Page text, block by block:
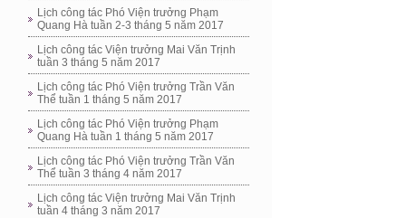
Lịch công tác Phó Viện trưởng Phạm
Quang Hà tuần 2-3 tháng 5 năm 2017
Lịch công tác Viện trưởng Mai Văn Trịnh
tuần 3 tháng 5 năm 2017
Lịch công tác Phó Viện trưởng Trần Văn
Thể tuần 1 tháng 5 năm 2017
Lịch công tác Phó Viện trưởng Phạm
Quang Hà tuần 1 tháng 5 năm 2017
Lịch công tác Phó Viện trưởng Trần Văn
Thể tuần 3 tháng 4 năm 2017
Lịch công tác Viện trưởng Mai Văn Trịnh
tuần 4 tháng 3 năm 2017